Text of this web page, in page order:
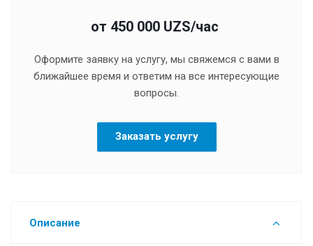
от 450 000 UZS/час
Оформите заявку на услугу, мы свяжемся с вами в
ближайшее время и ответим на все интересующие
вопросы.
Заказать услугу
Описание